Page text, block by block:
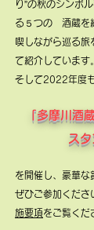
り”の秋のシンボ
る５つの 酒蔵を
喫しながら巡る
て紹介しています。
そして2022年度も
「多摩川酒
ス
を開催し、豪華な
ぜひご参加くださ
施要項をご覧くだ